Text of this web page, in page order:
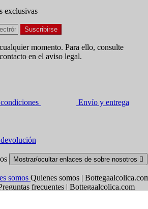
exclusivas
momento. Para ello, consulte
en el aviso legal.
Envío y entrega
Mostrar/ocultar enlaces de sobre nosotros 
somos Quienes somos |
frecuentes | Bottegaalcolica.com